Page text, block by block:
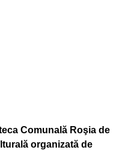
Comunală Roşia de
organizată de